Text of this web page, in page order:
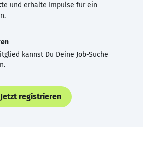
und erhalte Impulse für ein
kannst Du Deine Job-Suche
Jetzt registrieren